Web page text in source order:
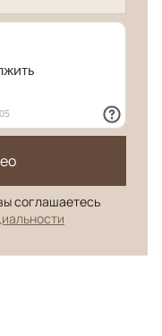
соглашаетесь